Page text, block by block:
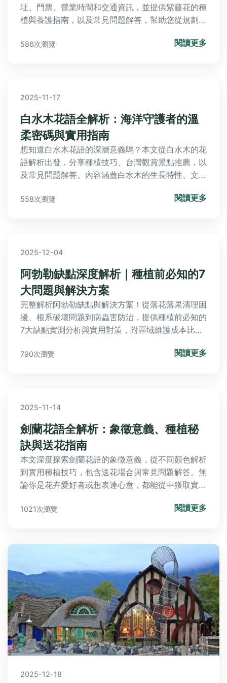
址、門票、營業時間和交通資訊，並提供紫藤花的種
植與養護指南，以及常見問題解答，幫助您從規劃到
問。
586次瀏覽 閱讀更多
2025-11-17
白水木花語全解析：海洋守護者的溫
柔密碼與實用指南
想知道白水木花語的深層意義嗎？本文從白水木的花
語解析出發，分享種植技巧、台灣觀賞景點推薦，以
及常見問題解答。內容涵蓋白水木的生長特性、文化
洋邊的堅韌植物。無論是園藝愛好者或旅遊者，都能
558次瀏覽 閱讀更多
2025-12-04
阿勃勒缺點深度解析｜種植前必知的7
大問題與解決方案
完整解析阿勃勒缺點與解決方案！從落花落果清理困
擾、根系破壞問題到病蟲害防治，提供種植前必知的
7大缺點實測分析與實用對策，附區域維護成本比較
790次瀏覽 閱讀更多
2025-11-14
劍蘭花語全解析：象徵意義、種植秘
訣與送花指南
本文深度探索劍蘭花語的象徵意義，從不同顏色解析
到實用種植技巧，包含送花場合與常見問題解答。無
論你是花卉愛好者或想表達心意，都能從中獲取實用
了解劍蘭花語的所有面向。
1021次瀏覽 閱讀更多
2025-12-18